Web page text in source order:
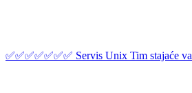
✅✅✅✅✅✅✅ Servis Unix Tim stajaće va